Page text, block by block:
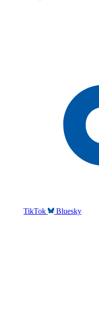
TikTok Bluesky